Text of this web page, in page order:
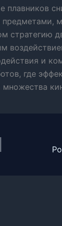
плавников
стратегию
и
где